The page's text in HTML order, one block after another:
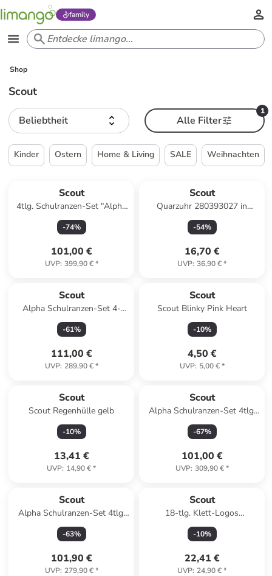
family
Shop
Scout
Beliebtheit
1
Alle Filter
Kinder Ostern Home & Living SALE Weihnachten
Scout
4tlg. Schulranzen-Set "Alpha
Set Movie - Pink Pixel" in
Schwarz/ Lila
-74%
101,00 €
UVP: 399,90 €*
Scout
Quarzuhr 280393027 in
Schwarz
-54%
16,70 €
UVP: 36,90 €*
Scout
Alpha Schulranzen-Set 4-
teilig in Pretty Star
-61%
111,00 €
UVP: 289,90 €*
Scout
Scout Blinky Pink Heart
-10%
4,50 €
UVP: 5,00 €*
Scout
Scout Regenhülle gelb
-10%
13,41 €
UVP: 14,90 €*
Scout
Alpha Schulranzen-Set 4tlg.
in Heaven
-67%
101,00 €
UVP: 309,90 €*
Scout
Alpha Schulranzen-Set 4tlg.
in pink cherry
-63%
101,90 €
UVP: 279,90 €*
Scout
18-tlg. Klett-Logos
"Bundesliga" in Bunt
-10%
22,41 €
UVP: 24,90 €*